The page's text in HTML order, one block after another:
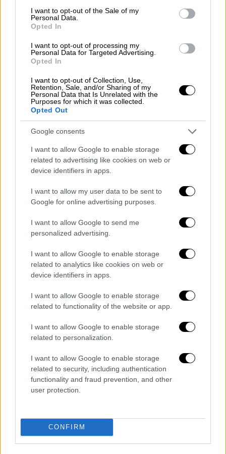
consent section.
I want to opt-out of the Sale of my
Personal Data.
Opted In
I want to opt-out of processing my
Personal Data for Targeted Advertising.
Opted In
I want to opt-out of Collection, Use,
Retention, Sale, and/or Sharing of my
Personal Data that Is Unrelated with the
Purposes for which it was collected.
Opted Out
Google consents
I want to allow Google to enable storage
related to advertising like cookies on web or
device identifiers in apps.
I want to allow my user data to be sent to
Google for online advertising purposes.
I want to allow Google to send me
personalized advertising.
I want to allow Google to enable storage
related to analytics like cookies on web or
device identifiers in apps.
I want to allow Google to enable storage
related to functionality of the website or app.
I want to allow Google to enable storage
related to personalization.
I want to allow Google to enable storage
related to security, including authentication
functionality and fraud prevention, and other
user protection.
CONFIRM
ΔΙΑΒΑΣΤΕ ΕΠΙΣΗΣ
Σεισμός 4,5 Ρίχτερ στη Βόρεια
Εύβοια, τα ξημερώματα -
Τουλάχιστον επτά μετασεισμοί
Σύμφωνα με τον ίδιο, ο σεισμός «ήτανσαν
πεντάρης
Ωστόσο, τόνισε πως «δεν μας περνάει
απαρατήρητοςαυτός ο σεισμός, τον
παρακολουθούμε γιατί η περιοχή έχει δώσει
μεγαλύτερους σεισμούς και είναι μία
Τέλος, υπογράμμισε ότι «
» και ανέφερε ότι θα γίνει
μεγάλη άσκηση στην Κρήτη 22,23,24 του
μήνα, «με στόχο να προετοιμαζόμαστε για να
προβλέπεται».
Τα σχολιά σας δημοσιεύονται άμεσα με δική σας ευθύνη. Το
διαγράφονται